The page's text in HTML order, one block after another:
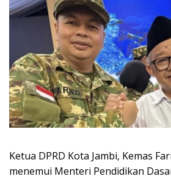
Ketua DPRD Kota Jambi, Kemas
menemui Menteri Pendidikan